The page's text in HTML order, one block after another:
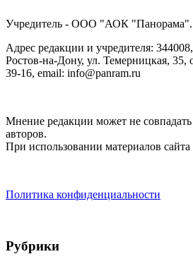
Учредитель - ООО "АОК "Панорама".
Адрес редакции и учредителя:
Ростов-на-Дону, ул. Темерницкая, 35,
39-16, email: info@panram.ru
Мнение редакции может не
авторов.
При использовании материалов сайта
Политика конфиденциальности
Рубрики